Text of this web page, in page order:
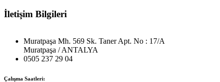
İletişim Bilgileri
Muratpaşa Mh. 569 Sk. Taner Apt. No : 17/A
Muratpaşa / ANTALYA
0505 237 29 04
Çalışma Saatleri: